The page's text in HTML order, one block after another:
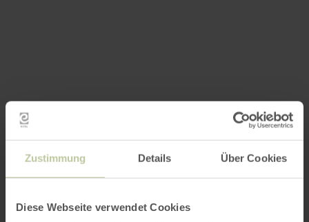
Zustimmung Details Über Cookies
Diese Webseite verwendet Cookies